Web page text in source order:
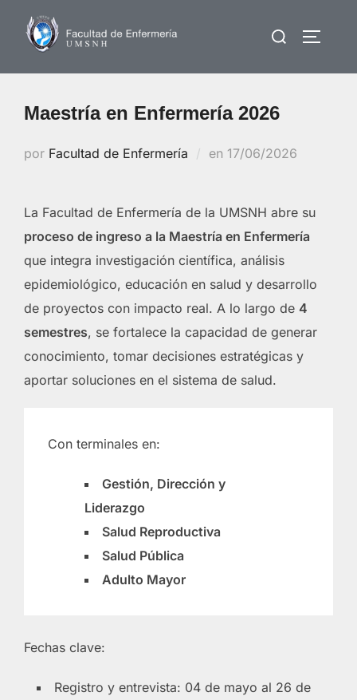
contenido
Buscar:
Maestría en Enfermería 2026
por Facultad de Enfermería en Publicado
17/06/2026
La Facultad de Enfermería de la UMSNH abre su
proceso de ingreso a la Maestría en Enfermería
que integra investigación científica, análisis
epidemiológico, educación en salud y desarrollo
de proyectos con impacto real. A lo largo de 4
semestres, se fortalece la capacidad de generar
conocimiento, tomar decisiones estratégicas y
aportar soluciones en el sistema de salud.
Con terminales en:
Gestión, Dirección y
Liderazgo
Salud Reproductiva
Salud Pública
Adulto Mayor
Fechas clave:
Registro y entrevista: 04 de mayo al 26 de